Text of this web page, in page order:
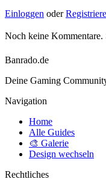
Einloggen oder
Noch keine
Banrado.de
Deine Gaming
Navigation
Home
Alle Guides
🎨 Galerie
Design wechseln
Rechtliches